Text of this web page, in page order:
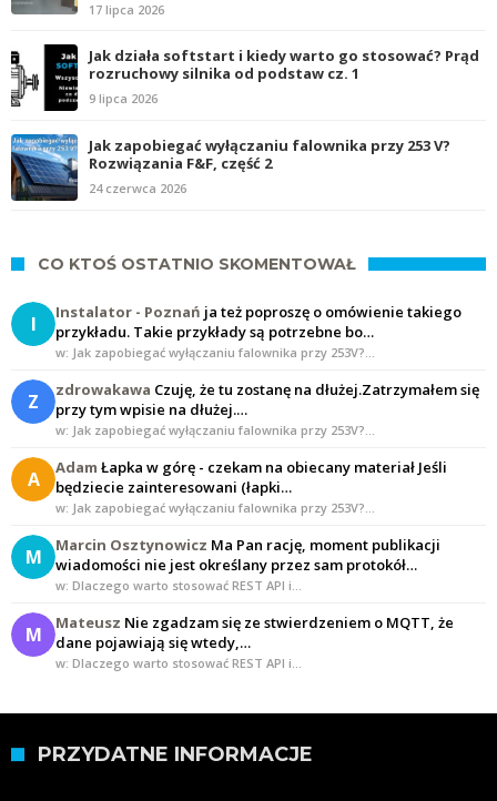
17 lipca 2026
Jak działa softstart i kiedy warto go stosować? Prąd
rozruchowy silnika od podstaw cz. 1
9 lipca 2026
Jak zapobiegać wyłączaniu falownika przy 253 V?
Rozwiązania F&F, część 2
24 czerwca 2026
CO KTOŚ OSTATNIO SKOMENTOWAŁ
I Instalator - Poznań ja też poproszę o omówienie takiego
przykładu. Takie przykłady są potrzebne bo…
w: Jak zapobiegać wyłączaniu falownika przy 253V?…
Z zdrowakawa Czuję, że tu zostanę na dłużej.Zatrzymałem się
przy tym wpisie na dłużej.…
w: Jak zapobiegać wyłączaniu falownika przy 253V?…
A Adam Łapka w górę - czekam na obiecany materiał Jeśli
będziecie zainteresowani (łapki…
w: Jak zapobiegać wyłączaniu falownika przy 253V?…
M Marcin Osztynowicz Ma Pan rację, moment publikacji
wiadomości nie jest określany przez sam protokół…
w: Dlaczego warto stosować REST API i…
M Mateusz Nie zgadzam się ze stwierdzeniem o MQTT, że
dane pojawiają się wtedy,…
w: Dlaczego warto stosować REST API i…
PRZYDATNE INFORMACJE